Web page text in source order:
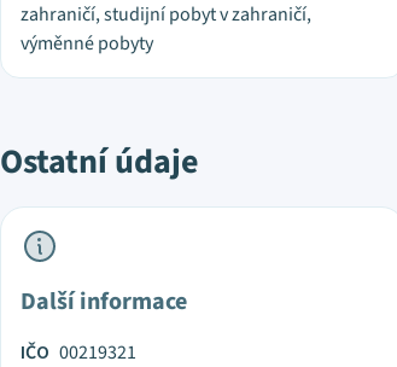
zahraničí, studijní pobyt v zahraničí,
výměnné pobyty
Ostatní údaje
Další informace
IČO 00219321